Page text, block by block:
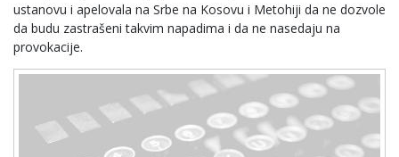
ustanovu i apelovala na Srbe na Kosovu i Metohiji da ne dozvole
da budu zastrašeni takvim napadima i da ne nasedaju na
provokacije.